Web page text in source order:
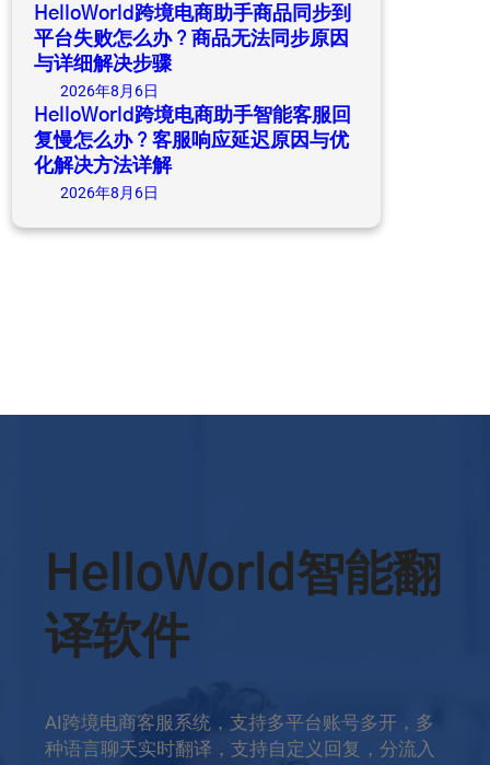
HelloWorld跨境电商助手商品同步到
平台失败怎么办？商品无法同步原因
与详细解决步骤
2026年8月6日
HelloWorld跨境电商助手智能客服回
复慢怎么办？客服响应延迟原因与优
化解决方法详解
2026年8月6日
HelloWorld智能翻
译软件
AI跨境电商客服系统，支持多平台账号多开，多
种语言聊天实时翻译，支持自定义回复，分流入